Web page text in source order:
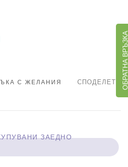
С ЖЕЛАНИЯ СПОДЕЛЕТЕ
ЗАЕДНО